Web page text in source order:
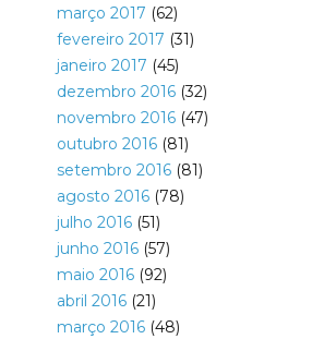
março 2017 (62)
fevereiro 2017 (31)
janeiro 2017 (45)
dezembro 2016(32)
novembro 2016(47)
outubro 2016(81)
setembro 2016(81)
agosto 2016(78)
julho 2016(51)
junho 2016(57)
maio 2016(92)
abril 2016(21)
março 2016(48)